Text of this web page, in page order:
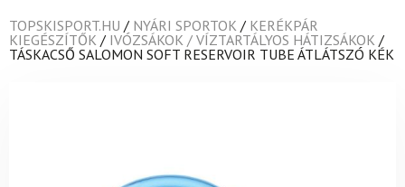
TOPSKISPORT.HU / NYÁRI SPORTOK / KERÉKPÁR
KIEGÉSZÍTŐK / IVÓZSÁKOK / VÍZTARTÁLYOS HÁTIZSÁKOK /
TÁSKACSŐ SALOMON SOFT RESERVOIR TUBE ÁTLÁTSZÓ KÉK